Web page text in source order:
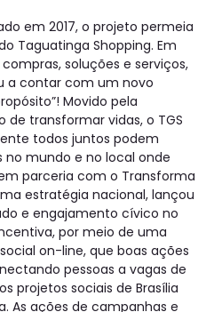
em 2017, o projeto permeia
Taguatinga Shopping. Em
soluções e serviços,
a contar com um novo
Movido pela
de transformar vidas, o TGS
todos juntos podem
mundo e no local onde
parceria com o Transforma
estratégia nacional, lançou
e engajamento cívico no
por meio de uma
on-line, que boas ações
pessoas a vagas de
projetos sociais de Brasília
As ações de campanhas e